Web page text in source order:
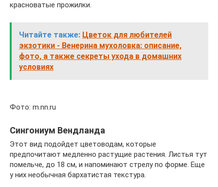
красноватые прожилки.
Читайте также: Цветок для любителей
экзотики - Венерина мухоловка: описание,
фото, а также секреты ухода в домашних
условиях
Фото: m.nn.ru
Сингониум Вендланда
Этот вид подойдет цветоводам, которые
предпочитают медленно растущие растения. Листья тут
помельче, до 18 см, и напоминают стрелу по форме. Еще
у них необычная бархатистая текстура.